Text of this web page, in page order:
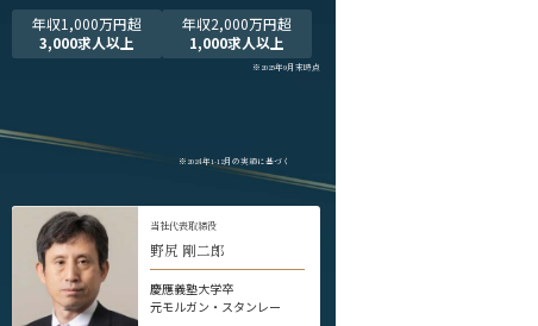
年収1,000万円超
3,000求人以上
年収2,000万円超
1,000求人以上
※2025年9月末時点
※2024年1-12月の実績に基づく
当社代表取締役
野尻 剛二郎
慶應義塾大学卒
元モルガン・スタンレー